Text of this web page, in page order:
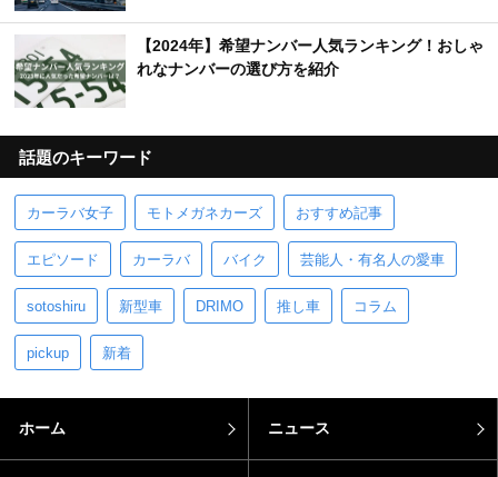
【2024年】希望ナンバー人気ランキング！おしゃ
れなナンバーの選び方を紹介
話題のキーワード
カーラバ女子 モトメガネカーズ おすすめ記事
エピソード カーラバ バイク 芸能人・有名人の愛車
sotoshiru 新型車 DRIMO 推し車 コラム
pickup 新着
ホーム ニュース